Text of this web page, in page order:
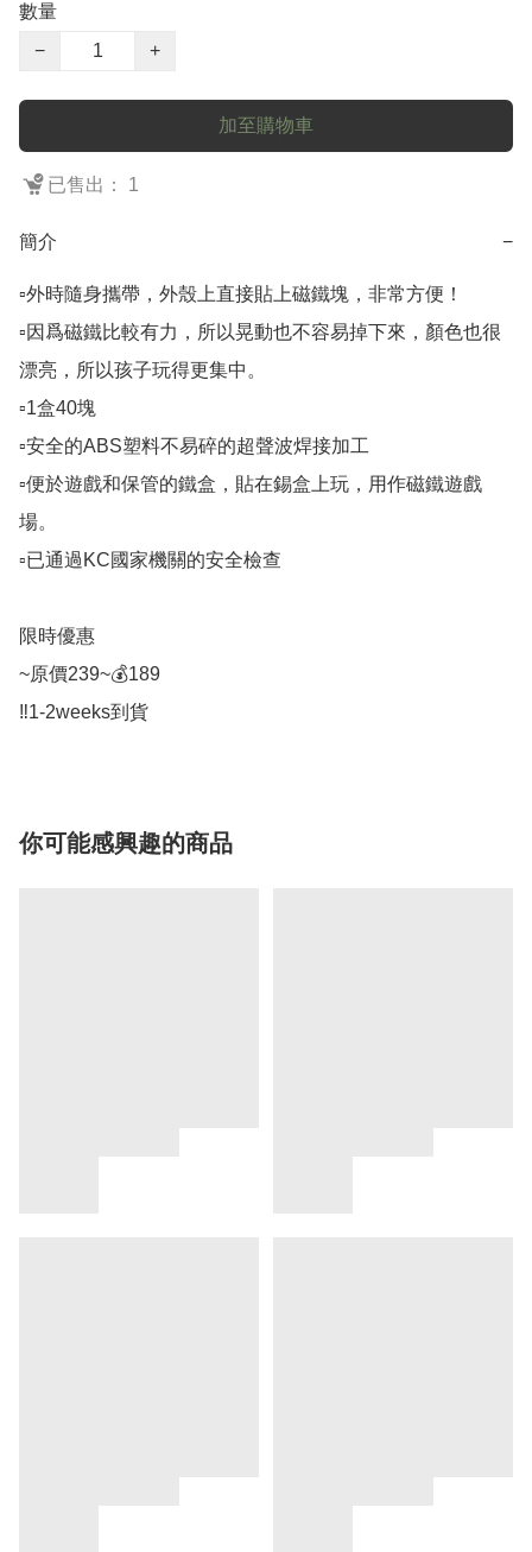
數量
−
+
加至購物車
已售出： 1
簡介 −
▫️外時隨身攜帶，外殼上直接貼上磁鐵塊，非常方便！
▫️因爲磁鐵比較有力，所以晃動也不容易掉下來，顏色也很
漂亮，所以孩子玩得更集中。
▫️1盒40塊
▫️安全的ABS塑料不易碎的超聲波焊接加工
▫️便於遊戲和保管的鐵盒，貼在錫盒上玩，用作磁鐵遊戲
場。
▫️已通過KC國家機關的安全檢查
限時優惠
~原價239~💰189
‼️1-2weeks到貨
你可能感興趣的商品